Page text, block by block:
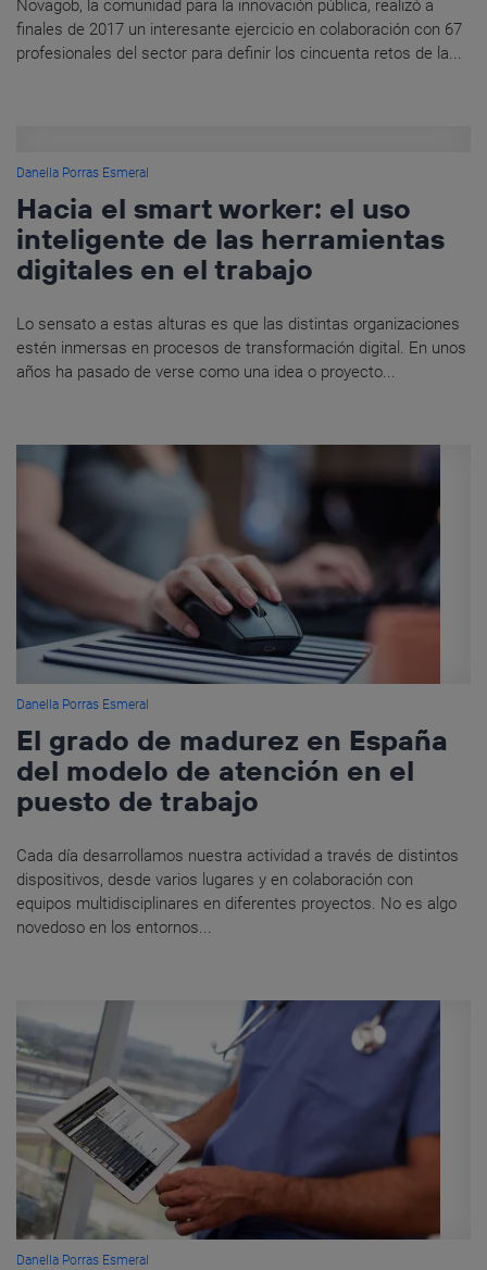
Novagob, la comunidad para la innovación pública, realizó a
finales de 2017 un interesante ejercicio en colaboración con 67
profesionales del sector para definir los cincuenta retos de la...
Danella Porras Esmeral
Hacia el smart worker: el uso
inteligente de las herramientas
digitales en el trabajo
Lo sensato a estas alturas es que las distintas organizaciones
estén inmersas en procesos de transformación digital. En unos
años ha pasado de verse como una idea o proyecto...
Danella Porras Esmeral
El grado de madurez en España
del modelo de atención en el
puesto de trabajo
Cada día desarrollamos nuestra actividad a través de distintos
dispositivos, desde varios lugares y en colaboración con
equipos multidisciplinares en diferentes proyectos. No es algo
novedoso en los entornos...
Danella Porras Esmeral